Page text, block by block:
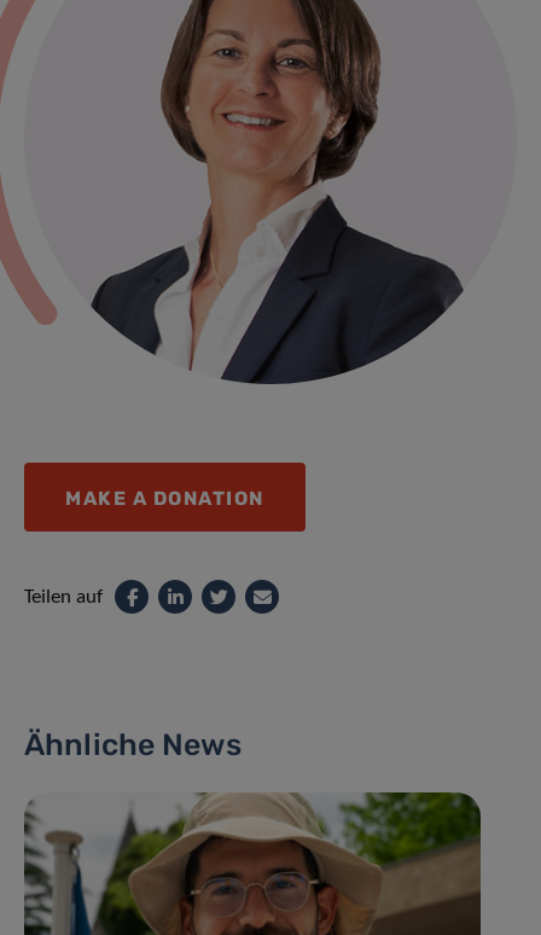
MAKE A DONATION
Teilen auf
Ähnliche News